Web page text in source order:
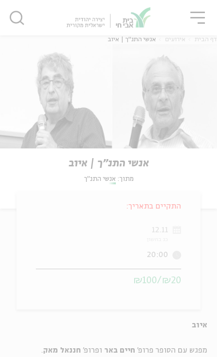
דף הבית אירועים אנשי התנ"ך | איוב
אנשי התנ"ך | איוב
מתוך: אנשי התנ"ך
איוב
מפגש עם הסופר פרופ' חיים באר ופרופ' חננאל מאק.
התקיים בתאריך:
12.11
20:00
₪20/₪100
סגור